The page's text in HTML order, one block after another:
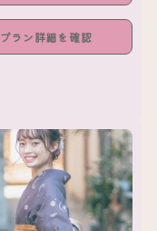
プラン詳細を確認